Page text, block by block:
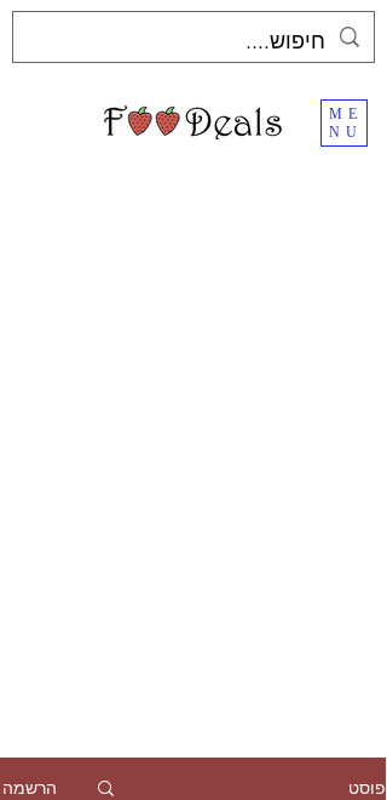
ME
NU
פוסט הרשמה